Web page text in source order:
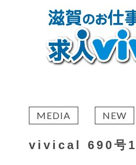
MEDIA NEW
vivical 690号1